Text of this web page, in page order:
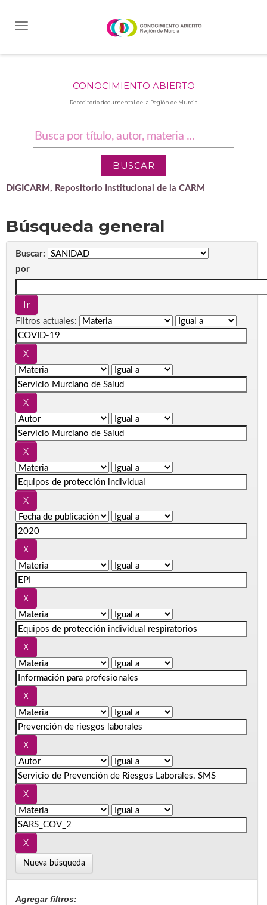
CONOCIMIENTO ABIERTO
Repositorio documental de la Región de Murcia
DIGICARM, Repositorio Institucional de la CARM
Búsqueda general
Buscar:
por
Filtros actuales:
Nueva búsqueda
Agregar filtros: